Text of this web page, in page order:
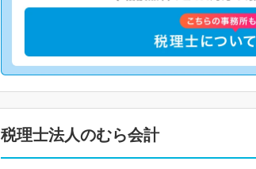
税理士法人のむら会計